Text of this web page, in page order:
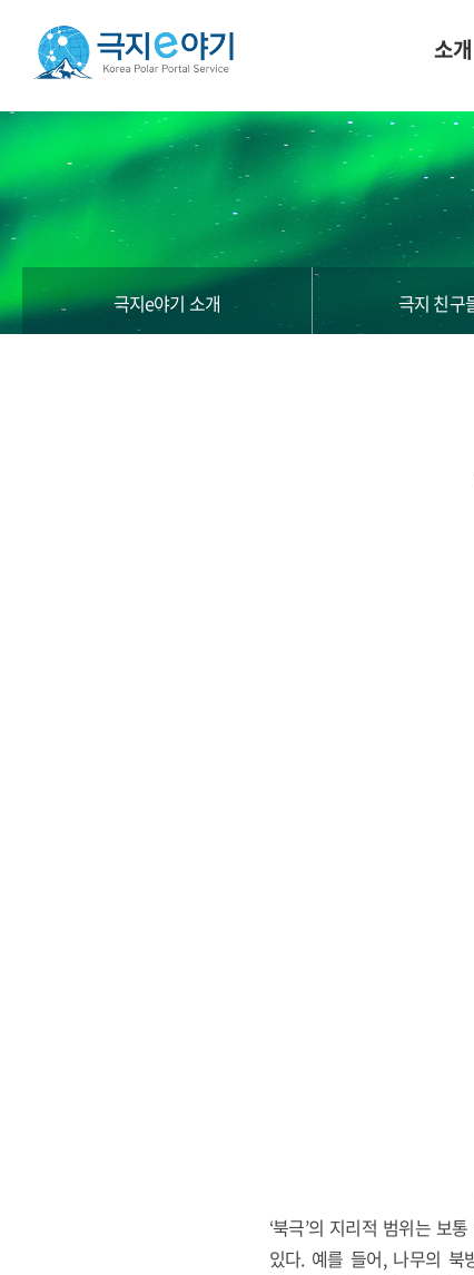
소개
극지e야기 소개 극지 친구
‘북극’의 지리적 범위는 보
있다. 예를 들어, 나무의 북